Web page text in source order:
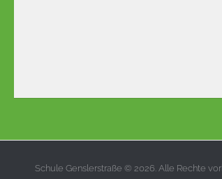
Schule Genslerstraße © 2026. Alle Rechte